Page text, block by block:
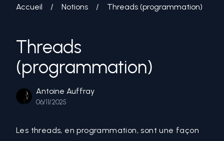
Accueil / Notions / Threads (programmation)
Threads
(programmation)
Antoine Auffray
06/11/2025
Les threads, en programmation, sont une façon